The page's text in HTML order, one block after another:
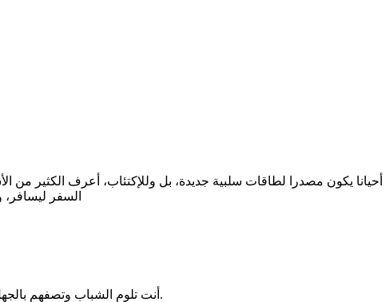
أحيانا يكون مصدرا لطاقات سلبية جديدة، بل وللإكتئاب، أعرف
السفر
​أنت تلوم الشباب وتصفهم بالجهل بينما هم يدركون الحقيقة المرة التي تحاول تجميلها وهي أن النجاح هنا استثناء يحتاج لمعجزة بينما في الخارج هو قاعدة يدعمها النظام.